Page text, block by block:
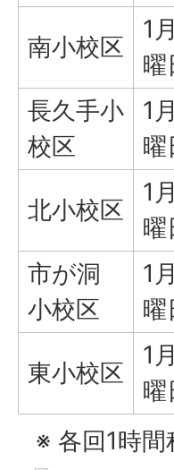
南小校区
1
曜
長久手小
校区
1
曜
北小校区
1
曜
市が洞
小校区
1
曜
東小校区
1
曜
※ 各回1時